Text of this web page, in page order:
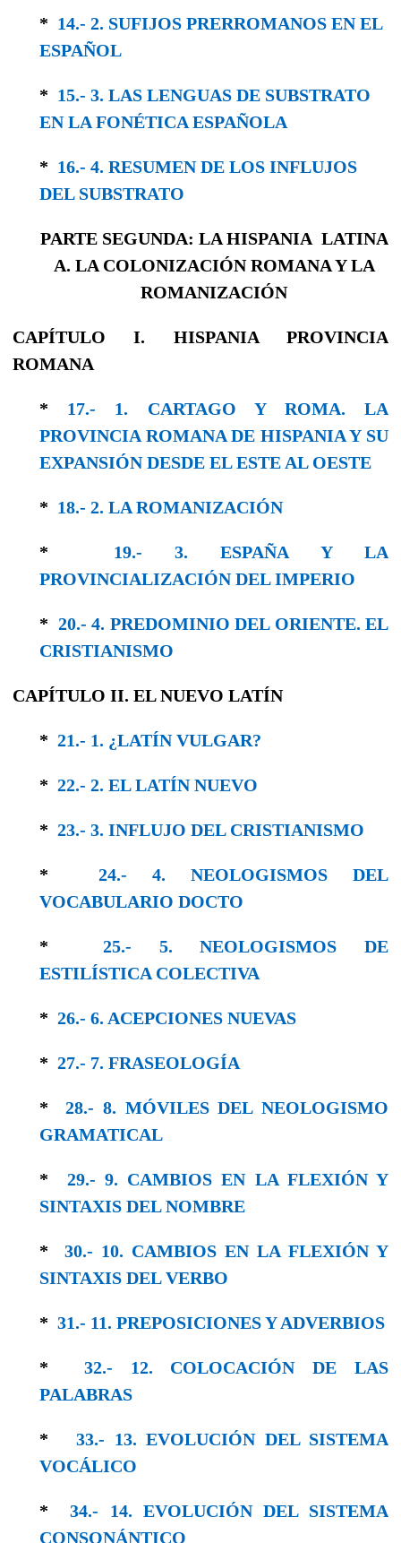
* 14.- 2. SUFIJOS PRERROMANOS EN EL
ESPAÑOL
* 15.- 3. LAS LENGUAS DE SUBSTRATO
EN LA FONÉTICA ESPAÑOLA
* 16.- 4. RESUMEN DE LOS INFLUJOS
DEL SUBSTRATO
PARTE SEGUNDA: LA HISPANIA LATINA
A. LA COLONIZACIÓN ROMANA Y LA
ROMANIZACIÓN
CAPÍTULO I. HISPANIA PROVINCIA
ROMANA
* 17.- 1. CARTAGO Y ROMA. LA
PROVINCIA ROMANA DE HISPANIA Y SU
EXPANSIÓN DESDE EL ESTE AL OESTE
* 18.- 2. LA ROMANIZACIÓN
* 19.- 3. ESPAÑA Y LA
PROVINCIALIZACIÓN DEL IMPERIO
* 20.- 4. PREDOMINIO DEL ORIENTE. EL
CRISTIANISMO
CAPÍTULO II. EL NUEVO LATÍN
* 21.- 1. ¿LATÍN VULGAR?
* 22.- 2. EL LATÍN NUEVO
* 23.- 3. INFLUJO DEL CRISTIANISMO
* 24.- 4. NEOLOGISMOS DEL
VOCABULARIO DOCTO
*25.- 5. NEOLOGISMOS DE
ESTILÍSTICA COLEC­TIVA
* 26.- 6. ACEPCIONES NUEVAS
* 27.- 7. FRASEOLOGÍA
*28.- 8. MÓVILES DEL NEOLOGISMO
GRAMA­TICAL
* 29.- 9. CAMBIOS EN LA FLEXIÓN Y
SINTAXIS DEL NOMBRE
* 30.- 10. CAMBIOS EN LA FLEXIÓN Y
SIN­TAXIS DEL VERBO
* 31.- 11. PREPOSICIONES Y ADVERBIOS
* 32.- 12. COLOCACIÓN DE LAS
PALABRAS
*33.- 13. EVOLUCIÓN DEL SISTEMA
VOCÁLICO
*34.- 14. EVOLUCIÓN DEL SISTEMA
CONSO­NÁNTICO